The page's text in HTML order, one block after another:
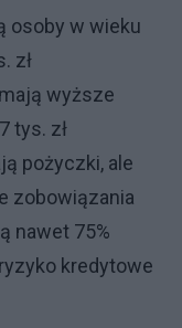
osoby w wieku
zł
wyższe
tys. zł
pożyczki, ale
zobowiązania
nawet 75%
kredytowe